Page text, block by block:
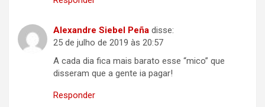
Alexandre Siebel Peña disse:
25 de julho de 2019 às 20:57
A cada dia fica mais barato esse “mico” que
disseram que a gente ia pagar!
Responder